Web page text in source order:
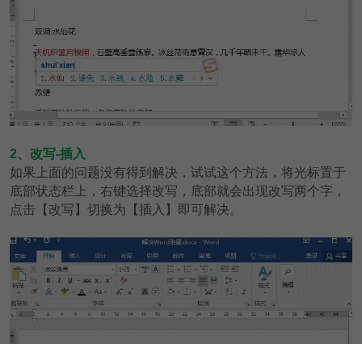
2、改写-插入
如果上面的问题没有得到解决，试试这个方法，将光标置于
底部状态栏上，右键选择改写，底部就会出现改写两个字，
点击【改写】切换为【插入】即可解决。